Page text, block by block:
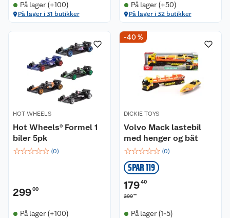
På lager (+100)
På lager i 31 butikker
På lager (+50)
På lager i 32 butikker
HOT WHEELS
Hot Wheels® Formel 1
biler 5pk
☆☆☆☆☆ (0)
29900
På lager (+100)
-40 %
DICKIE TOYS
Volvo Mack lastebil
med henger og båt
☆☆☆☆☆ (0)
SPAR 119
17940
29900
På lager (1-5)